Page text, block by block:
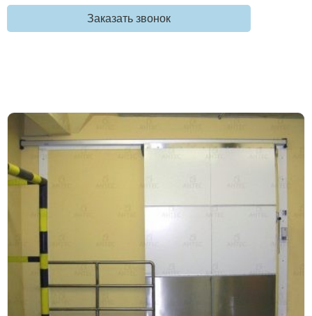
Заказать звонок